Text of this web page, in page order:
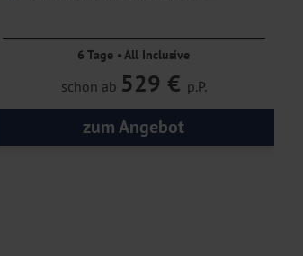
6 Tage • All Inclusive
schon ab 529 € p.P.
zum Angebot